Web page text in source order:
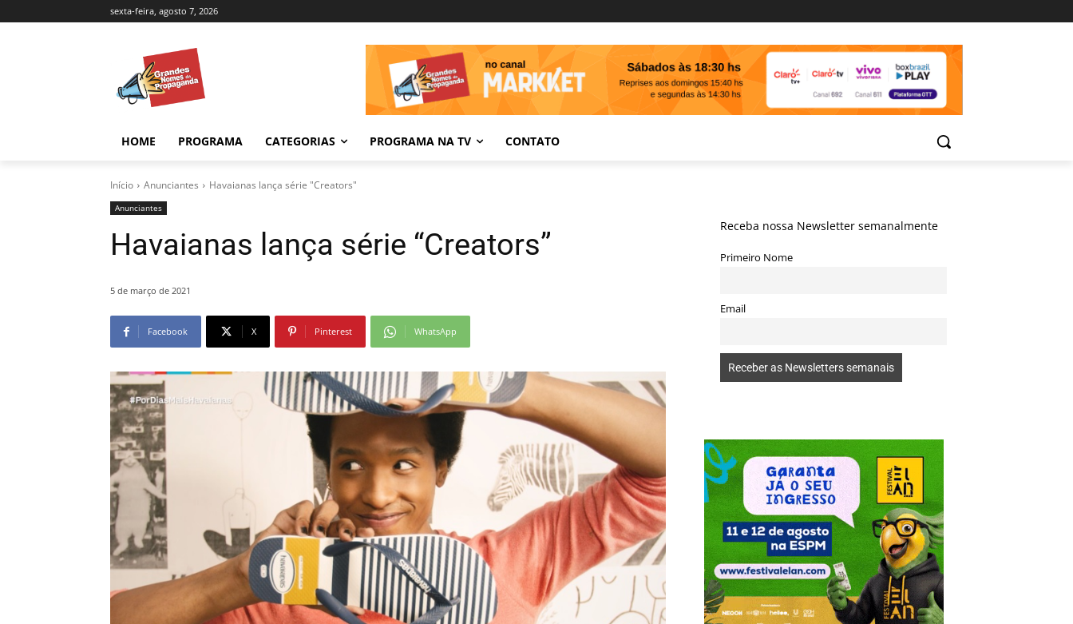
sexta-feira, agosto 7, 2026
HOME PROGRAMA CATEGORIAS PROGRAMA NA TV CONTATO
Início Anunciantes Havaianas lança série "Creators"
Anunciantes
Havaianas lança série “Creators”
5 de março de 2021
Facebook X Pinterest WhatsApp
Receba nossa Newsletter semanalmente
Primeiro Nome
Email